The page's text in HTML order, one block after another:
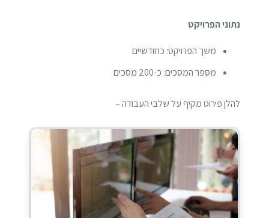
נתוני הפרויקט
משך הפרויקט: כחודשיים
מספר המסכים: כ-200 מסכים
להלן פירוט מקיף על שלבי העבודה –